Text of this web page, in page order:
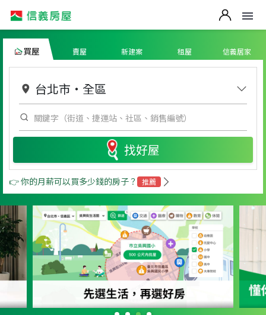
買屋 賣屋 新建案 租屋 信義居家
台北市 ・ 全區
找好屋
👉 你的月薪可以買多少錢的房子？ 推薦